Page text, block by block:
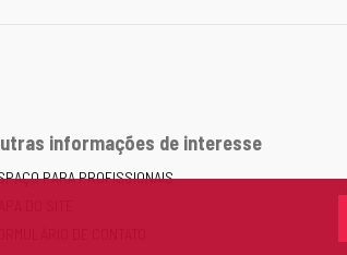
informações de interesse
PARA PROFISSIONAIS